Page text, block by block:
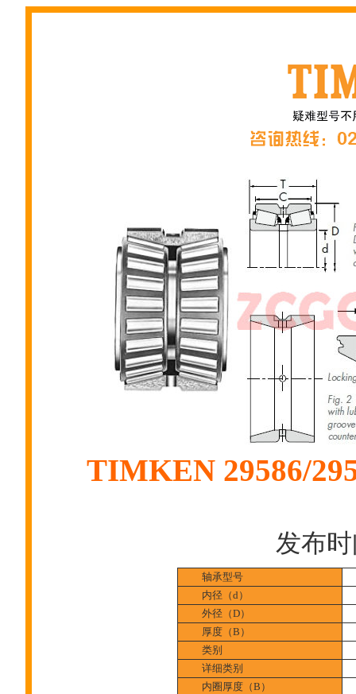
TIMKEN 29586/
发布时
轴承型号
内径（d）
外径（D）
厚度（B）
类别
详细类别
内圈厚度（B）